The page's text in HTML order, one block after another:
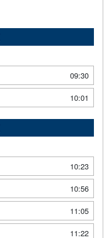
09:30
10:01
10:23
10:56
11:05
11:22